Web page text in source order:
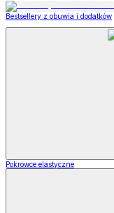
Bestsellery z obuwia i dodatków
Pokrowce elastyczne